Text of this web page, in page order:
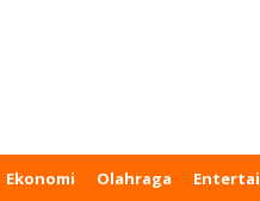
Ekonomi Olahraga